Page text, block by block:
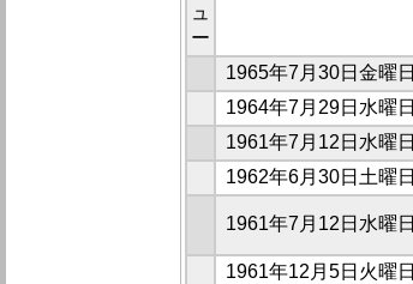
ュ
ー
1965年7月30日金曜日
1964年7月29日水曜日
1961年7月12日水曜日
1962年6月30日土曜日
1961年7月12日水曜日
1961年12月5日火曜日